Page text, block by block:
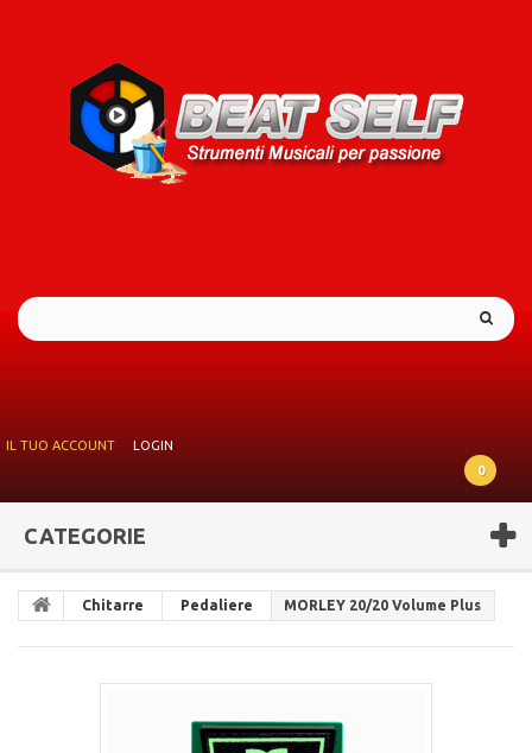
IL TUO ACCOUNT
LOGIN
0
CATEGORIE
Chitarre Pedaliere MORLEY 20/20 Volume Plus